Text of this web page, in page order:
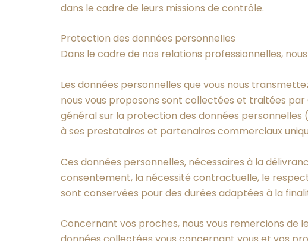
dans le cadre de leurs missions de contrôle.
Protection des données personnelles
Dans le cadre de nos relations professionnelles,
Les données personnelles que vous nous
nous vous proposons sont collectées et traitées par
général sur la protection des données
à ses prestataires et partenaires commerciaux
Ces données personnelles, nécessaires à la
consentement, la nécessité contractuelle, le
sont conservées pour des durées adaptées à la
Concernant vos proches, nous vous remercions de